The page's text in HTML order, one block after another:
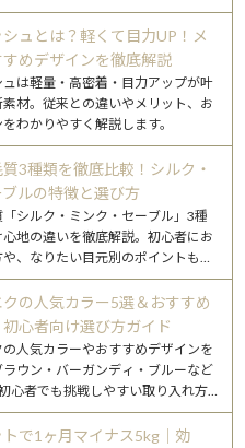
。
ュとは？軽くて目力UP！メ
すめデザインを徹底解説
は軽量・高密着・目力アップが叶
素材。従来との違いやメリット、お
わかりやすく解説します。
3種類を徹底比較！シルク・
ルの特徴と選び方
シルク・ミンク・セーブル」3種
地の違いを徹底解説。初心者にお
、なりたい目元別のポイントもご
の人気カラー5選＆おすすめ
心者向け選び方ガイド
人気カラーやおすすめデザインを
ウン・バーガンディ・ブルーなど
心者でも挑戦しやすい取り入れ方
で1ヶ月マイナス5kg｜効